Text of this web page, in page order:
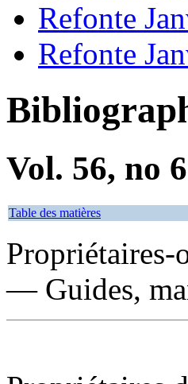
Refonte
Refonte
Vol. 56, no
Table des matières
— Guides,